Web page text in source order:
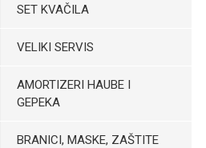
SET KVAČILA
VELIKI SERVIS
AMORTIZERI HAUBE I
GEPEKA
BRANICI, MASKE, ZAŠTITE